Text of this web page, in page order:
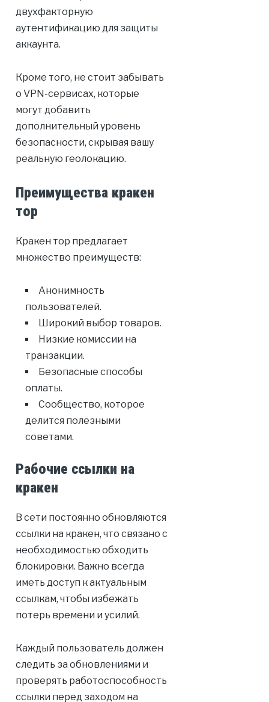
двухфакторную
аутентификацию для защиты
аккаунта.
Кроме того, не стоит забывать
о VPN-сервисах, которые
могут добавить
дополнительный уровень
безопасности, скрывая вашу
реальную геолокацию.
Преимущества кракен
тор
Кракен тор предлагает
множество преимуществ:
Анонимность
пользователей.
Широкий выбор товаров.
Низкие комиссии на
транзакции.
Безопасные способы
оплаты.
Сообщество, которое
делится полезными
советами.
Рабочие ссылки на
кракен
В сети постоянно обновляются
ссылки на кракен, что связано с
необходимостью обходить
блокировки. Важно всегда
иметь доступ к актуальным
ссылкам, чтобы избежать
потерь времени и усилий.
Каждый пользователь должен
следить за обновлениями и
проверять работоспособность
ссылки перед заходом на